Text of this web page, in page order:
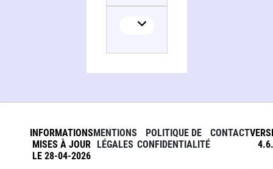
INFORMATIONS
MISES À JOUR
LE 28-04-2026
MENTIONS
LÉGALES
POLITIQUE DE
CONFIDENTIALITÉ
CONTACT